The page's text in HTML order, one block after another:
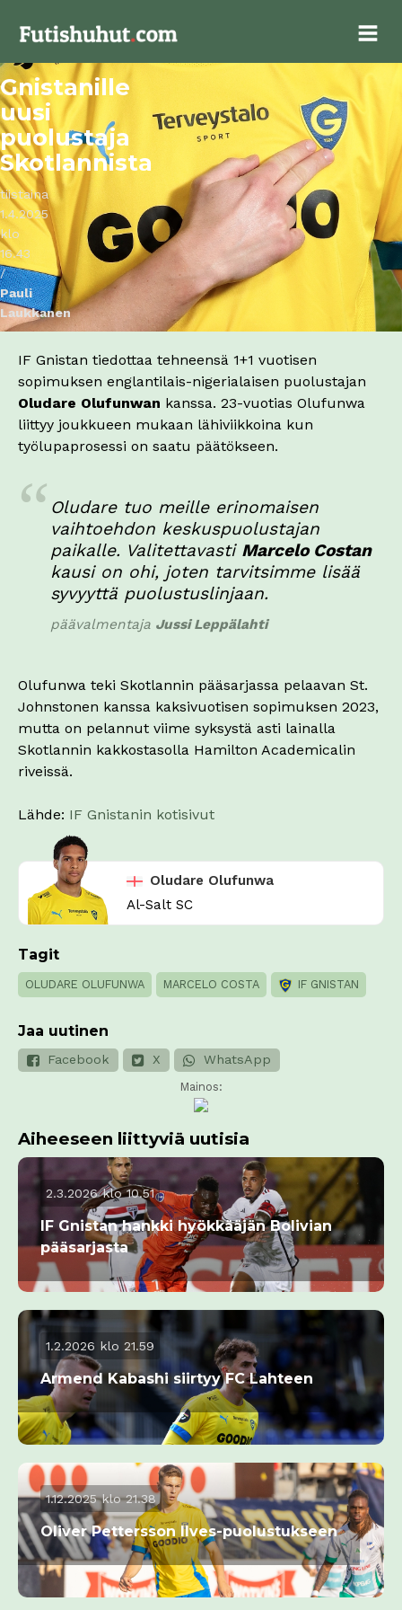
Gnistanille
uusi
puolustaja
Skotlannista
tiistaina
1.4.2025
klo
16.43
/
Pauli
Laukkanen
IF Gnistan tiedottaa tehneensä 1+1 vuotisen
sopimuksen englantilais-nigerialaisen puolustajan
Oludare Olufunwan kanssa. 23-vuotias Olufunwa
liittyy joukkueen mukaan lähiviikkoina kun
työlupaprosessi on saatu päätökseen.
Oludare tuo meille erinomaisen
vaihtoehdon keskuspuolustajan
paikalle. Valitettavasti Marcelo Costan
kausi on ohi, joten tarvitsimme lisää
syvyyttä puolustuslinjaan.
päävalmentaja Jussi Leppälahti
Olufunwa teki Skotlannin pääsarjassa pelaavan St.
Johnstonen kanssa kaksivuotisen sopimuksen 2023,
mutta on pelannut viime syksystä asti lainalla
Skotlannin kakkostasolla Hamilton Academicalin
riveissä.
Lähde: IF Gnistanin kotisivut
Oludare Olufunwa
Al-Salt SC
Tagit
OLUDARE OLUFUNWA MARCELO COSTA IF GNISTAN
Jaa uutinen
Facebook X WhatsApp
Mainos:
Aiheeseen liittyviä uutisia
2.3.2026 klo 10.51
IF Gnistan hankki hyökkääjän Bolivian
pääsarjasta
1.2.2026 klo 21.59
Armend Kabashi siirtyy FC Lahteen
1.12.2025 klo 21.38
Oliver Pettersson Ilves-puolustukseen